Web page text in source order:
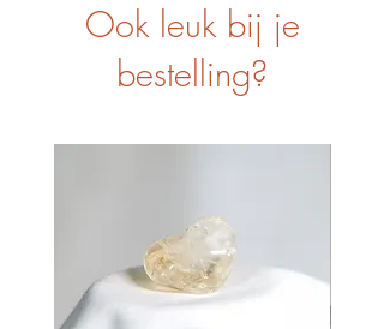
Ook leuk bij je
bestelling?